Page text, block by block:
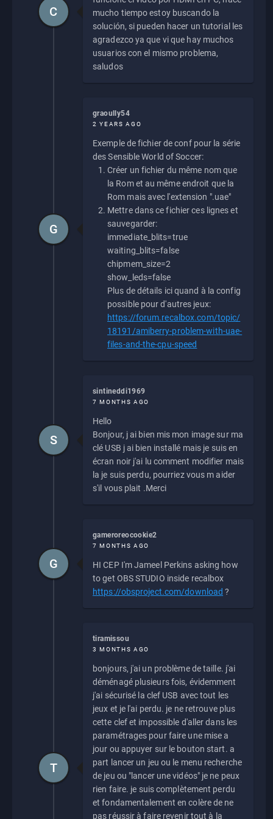
mucho tiempo estoy buscando la
solución, si pueden hacer un tutorial les
agradezco ya que vi que hay muchos
usuarios con el mismo problema,
saludos
C
graoully54
2 YEARS AGO
Exemple de fichier de conf pour la série
des Sensible World of Soccer:
Créer un fichier du même nom que
la Rom et au même endroit que la
Rom mais avec l'extension ".uae"
Mettre dans ce fichier ces lignes et
sauvegarder:
immediate_blits=true
waiting_blits=false
chipmem_size=2
show_leds=false
Plus de détails ici quand à la config
possible pour d'autres jeux:
https://forum.recalbox.com/topic/
18191/amiberry-problem-with-uae-
files-and-the-cpu-speed
G
sintineddi1969
7 MONTHS AGO
Hello
Bonjour, j ai bien mis mon image sur ma
clé USB j ai bien installé mais je suis en
écran noir j'ai lu comment modifier mais
la je suis perdu, pourriez vous m aider
s'il vous plait .Merci
S
gameroreocookie2
7 MONTHS AGO
HI CEP I'm Jameel Perkins asking how
to get OBS STUDIO inside recalbox
https://obsproject.com/download ?
G
tiramissou
3 MONTHS AGO
bonjours, j'ai un problème de taille. j'ai
déménagé plusieurs fois, évidemment
j'ai sécurisé la clef USB avec tout les
jeux et je l'ai perdu. je ne retrouve plus
cette clef et impossible d'aller dans les
paramétrages pour faire une mise a
jour ou appuyer sur le bouton start. a
part lancer un jeu ou le menu recherche
de jeu ou "lancer une vidéos" je ne peux
rien faire. je suis complètement perdu
et fondamentalement en colère de ne
pas réussir à faire revenir tout à la
T